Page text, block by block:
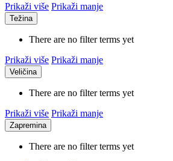
Prikaži više Prikaži manje
Težina
There are no filter terms yet
Prikaži više Prikaži manje
Veličina
There are no filter terms yet
Prikaži više Prikaži manje
Zapremina
There are no filter terms yet